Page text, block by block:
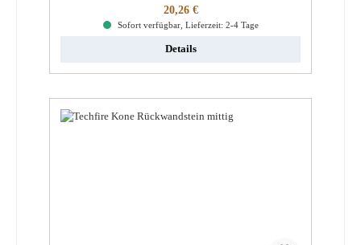
Regulärer Preis:
20,26 €
Sofort verfügbar, Lieferzeit: 2-4 Tage
Details